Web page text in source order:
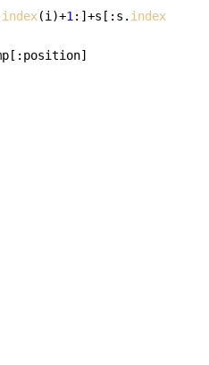
index(i)+1 :]+s[:s. index